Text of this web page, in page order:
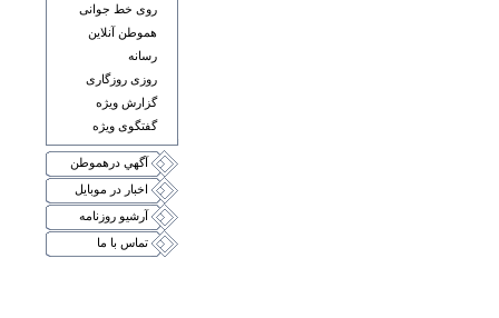
روی خط جوانی
هموطن آنلاين
رسانه
روزی روزگاری
گزارش ويژه
گفتگوی ويژه
آگهي درهموطن
اخبار در موبايل
آرشيو روزنامه
تماس با ما